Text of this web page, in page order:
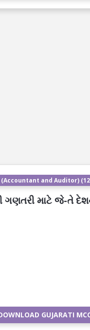
and Auditor)
ગણતરી માટે જે-તે
GUJARATI